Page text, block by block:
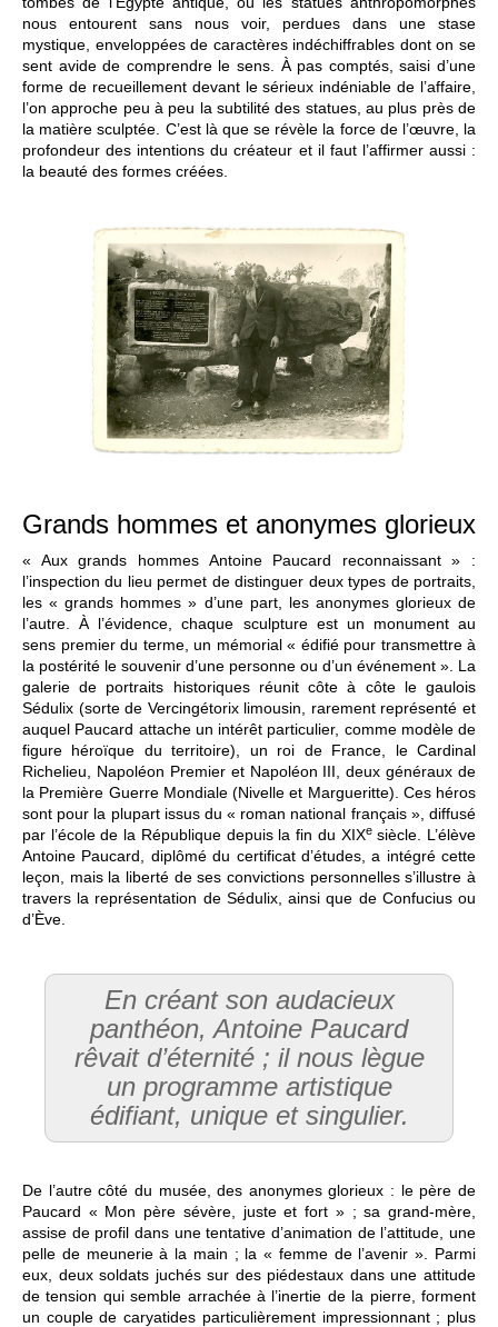
nous entourent sans nous voir, perdues dans une stase
mystique, enveloppées de caractères indéchiffrables dont on se
sent avide de comprendre le sens. À pas comptés, saisi d’une
forme de recueillement devant le sérieux indéniable de l’affaire,
l’on approche peu à peu la subtilité des statues, au plus près de
la matière sculptée. C’est là que se révèle la force de l’œuvre, la
profondeur des intentions du créateur et il faut l’affirmer aussi :
la beauté des formes créées.
Grands hommes et anonymes glorieux
« Aux grands hommes Antoine Paucard reconnaissant » :
l’inspection du lieu permet de distinguer deux types de portraits,
les « grands hommes » d’une part, les anonymes glorieux de
l’autre. À l’évidence, chaque sculpture est un monument au
sens premier du terme, un mémorial « édifié pour transmettre à
la postérité le souvenir d’une personne ou d’un événement ». La
galerie de portraits historiques réunit côte à côte le gaulois
Sédulix (sorte de Vercingétorix limousin, rarement représenté et
auquel Paucard attache un intérêt particulier, comme modèle de
figure héroïque du territoire), un roi de France, le Cardinal
Richelieu, Napoléon Premier et Napoléon III, deux généraux de
la Première Guerre Mondiale (Nivelle et Margueritte). Ces héros
sont pour la plupart issus du « roman national français », diffusé
par l’école de la République depuis la fin du XIXesiècle. L’élève
Antoine Paucard, diplômé du certificat d’études, a intégré cette
leçon, mais la liberté de ses convictions personnelles s’illustre à
travers la représentation de Sédulix, ainsi que de Confucius ou
d’Ève.
En créant son audacieux
panthéon, Antoine Paucard
rêvait d’éternité ; il nous lègue
un programme artistique
édifiant, unique et singulier.
De l’autre côté du musée, des anonymes glorieux : le père de
Paucard « Mon père sévère, juste et fort » ; sa grand-mère,
assise de profil dans une tentative d’animation de l’attitude, une
pelle de meunerie à la main ; la « femme de l’avenir ». Parmi
eux, deux soldats juchés sur des piédestaux dans une attitude
de tension qui semble arrachée à l’inertie de la pierre, forment
un couple de caryatides particulièrement impressionnant ; plus